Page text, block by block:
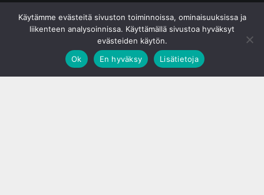
Käytämme evästeitä sivuston toiminnoissa, ominaisuuksissa ja
liikenteen analysoinnissa. Käyttämällä sivustoa hyväksyt
evästeiden käytön.
Ok
En hyväksy Lisätietoja